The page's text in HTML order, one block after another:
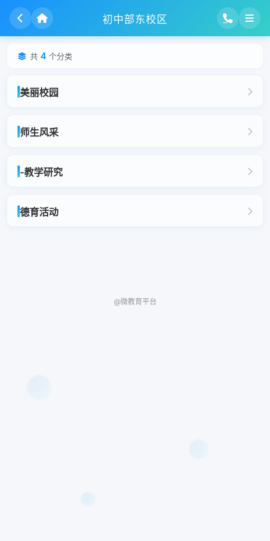
初中部东校区
共 4 个分类
美丽校园
师生风采
-教学研究
德育活动
@微教育平台